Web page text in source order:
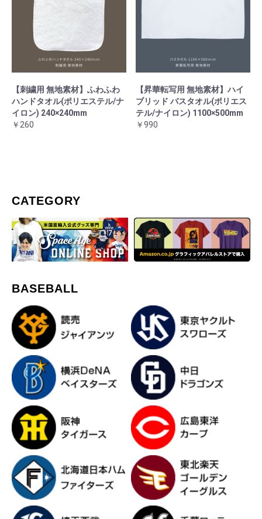
【刺繍用 無地素材】ふわふわ
ハンドタオル(ポリエステル/ナ
イロン) 240×240mm
￥260
【昇華転写用 無地素材】ハイ
ブリッド バスタオル(ポリエス
テル/ナイロン) 1100×500mm
￥990
CATEGORY
BASEBALL